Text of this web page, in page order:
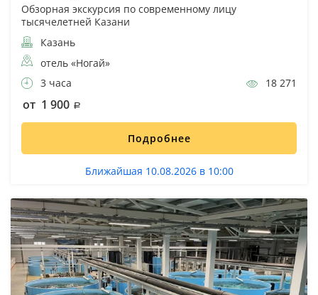
Обзорная экскурсия по современному лицу
тысячелетней Казани
Казань
отель «Ногай»
3 часа
18 271
от 1 900
Подробнее
Ближайшая 10.08.2026 в 10:00